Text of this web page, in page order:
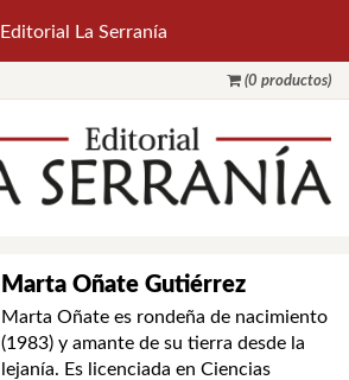
(0 productos)
Marta Oñate Gutiérrez
Marta Oñate es rondeña de nacimiento
(1983) y amante de su tierra desde la
lejanía. Es licenciada en Ciencias
Editorial La Serranía